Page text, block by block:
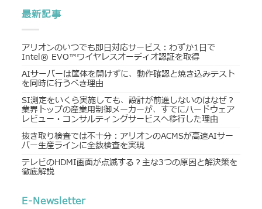
最新記事
アリオンのいつでも即日対応サービス：わずか1日で
Intel® EVO™ワイヤレスオーディオ認証を取得
AIサーバーは筐体を開けずに、動作確認と焼き込みテスト
を同時に行うべき理由
SI測定をいくら実施しても、設計が前進しないのはなぜ？
業界トップの産業用制御メーカーが、すでにハードウェア
レビュー・コンサルティングサービスへ移行した理由
抜き取り検査では不十分：アリオンのACMSが高速AIサー
バー生産ラインに全数検査を実現
テレビのHDMI画面が点滅する？主な3つの原因と解決策を
徹底解説
E-Newsletter